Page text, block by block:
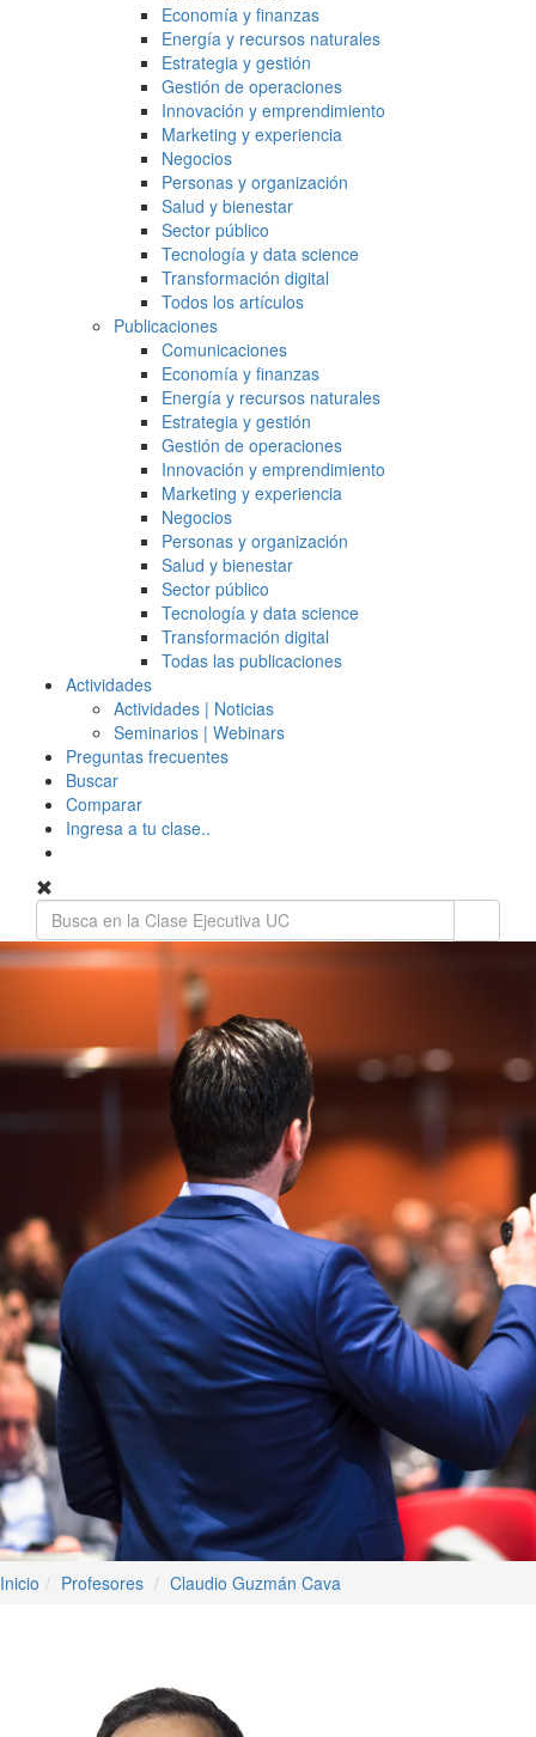
Economía y finanzas
Energía y recursos naturales
Estrategia y gestión
Gestión de operaciones
Innovación y emprendimiento
Marketing y experiencia
Negocios
Personas y organización
Salud y bienestar
Sector público
Tecnología y data science
Transformación digital
Todos los artículos
Publicaciones
Comunicaciones
Economía y finanzas
Energía y recursos naturales
Estrategia y gestión
Gestión de operaciones
Innovación y emprendimiento
Marketing y experiencia
Negocios
Personas y organización
Salud y bienestar
Sector público
Tecnología y data science
Transformación digital
Todas las publicaciones
Actividades
Actividades | Noticias
Seminarios | Webinars
Preguntas frecuentes
Buscar
Comparar
Ingresa a tu clase..
Inicio Profesores Claudio Guzmán Cava